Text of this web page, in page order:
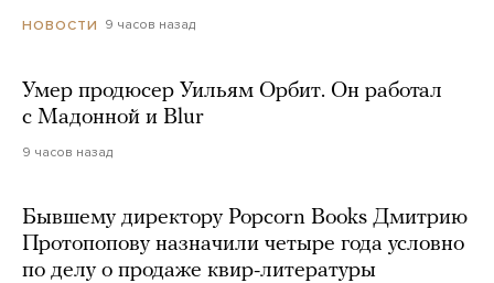
НОВОСТИ 9 часов назад
Умер продюсер Уильям Орбит. Он работал
с Мадонной и Blur
9 часов назад
Бывшему директору Popcorn Books Дмитрию
Протопопову назначили четыре года условно
по делу о продаже квир-литературы